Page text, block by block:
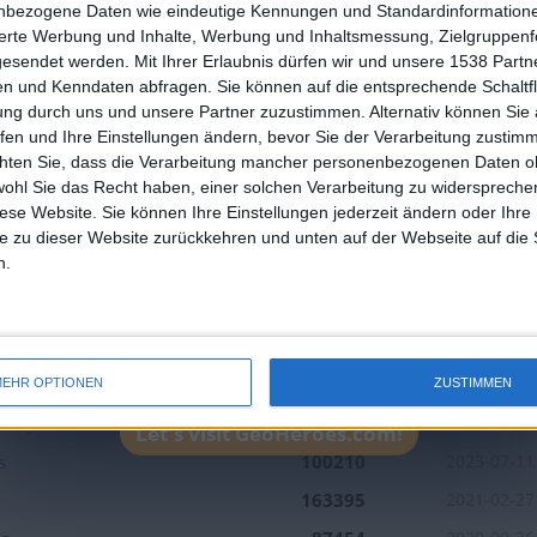
Daten wie eindeutige Kennungen und
Werbung und Inhalte, Werbung und Inhaltsmessung,
werden.
Mit Ihrer Erlaubnis dürfen wir und unsere 1538
und Kenndaten abfragen. Sie können auf die entsprechende
durch uns und unsere Partner zuzustimmen. Alternativ können Sie
und Ihre Einstellungen ändern, bevor Sie der Verarbeitung
Sie, dass die Verarbeitung mancher personenbezogenen Daten
Sie das Recht haben, einer solchen Verarbeitung zu
Website. Sie können Ihre Einstellungen jederzeit ändern oder Ihre
zu dieser Website zurückkehren und unten auf der Webseite auf die
OPTIONEN ZUSTIMMEN
7 9 6 1
Name
Beste
Ergebnisse
Datum
154882 2026-04-05
111869 2023-12-07
178758 2025-12-27
Europas 2024-05-30
Junior 111224 2025-11-10
100210
163395
🇺🇸 We noticed you’re visiting from
an English-speaking country
Join our American version now and be among
the firsts to submit your score on our
leaderboards!
Let's visit GeoHeroes.com!